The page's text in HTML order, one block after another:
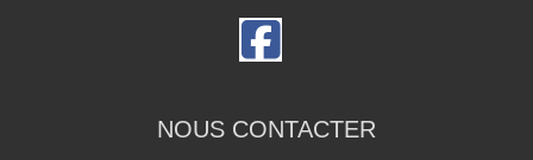
NOUS CONTACTER